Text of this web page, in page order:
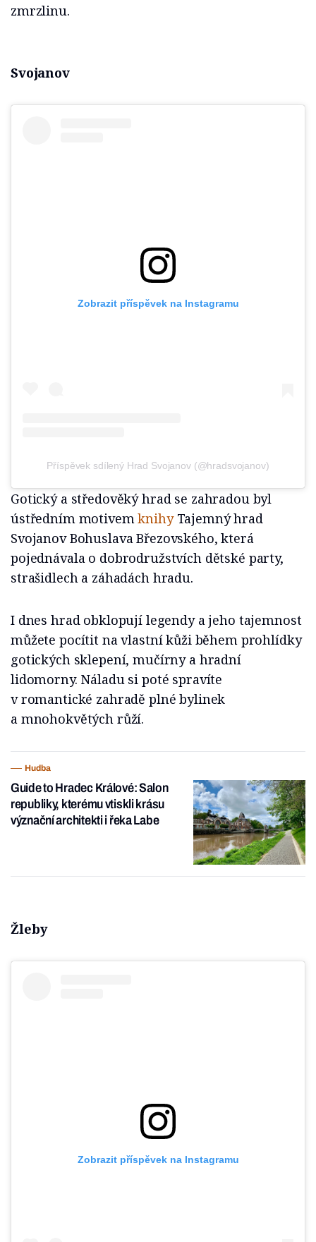
zmrzlinu.
Svojanov
Zobrazit příspěvek na Instagramu
Příspěvek sdílený Hrad Svojanov (@hradsvojanov)
Gotický a středověký hrad se zahradou byl
ústředním motivemknihyTajemný hrad
Svojanov Bohuslava Březovského, která
pojednávala o dobrodružstvích dětské party,
strašidlech a záhadách hradu.
I dnes hrad obklopují legendy a jeho tajemnost
můžete pocítit na vlastní kůži během prohlídky
gotických sklepení, mučírny a hradní
lidomorny. Náladu si poté spravíte
v romantické zahradě plné bylinek
a mnohokvětých růží.
Hudba
Guide to Hradec Králové: Salon
republiky, kterému vtiskli krásu
význační architekti i řeka Labe
Žleby
Zobrazit příspěvek na Instagramu